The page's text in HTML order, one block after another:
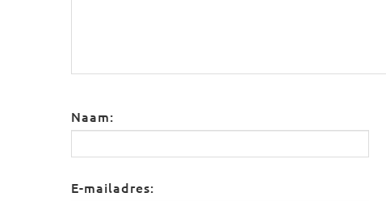
Naam:
E-mailadres: